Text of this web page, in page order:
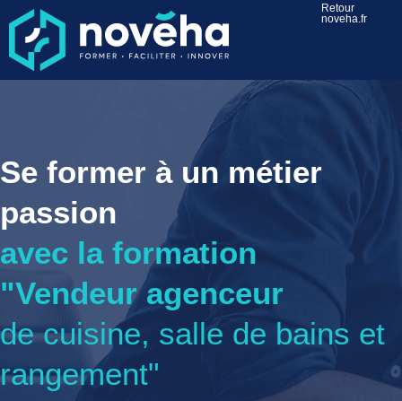
Retour
noveha.fr
Se former à un métier
passion
avec la formation
"Vendeur agenceur
de cuisine, salle de bains et
rangement"